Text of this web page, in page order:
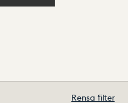
Rensa filter